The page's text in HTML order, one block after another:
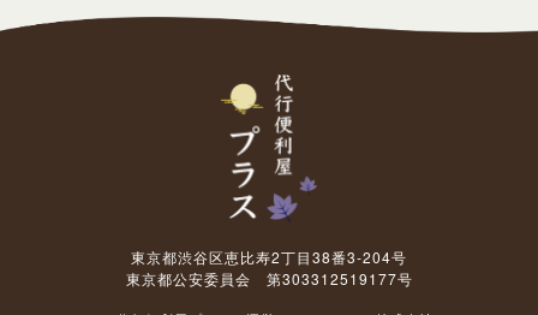
東京都渋谷区恵比寿2丁目38番3-204号
東京都公安委員会 第303312519177号